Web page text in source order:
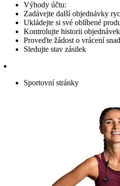
Výhody účtu:
Zadávejte další objednávky
Ukládejte si své oblíbené
Kontrolujte historii objednávek
Proveďte žádost o vrácení
Sledujte stav zásilek
Sportovní stránky